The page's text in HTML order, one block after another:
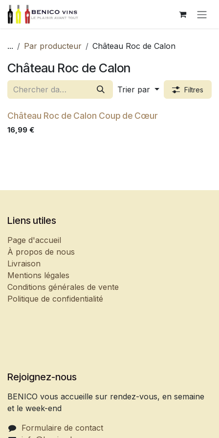
Se rendre au contenu
... Par producteur Château Roc de Calon
Château Roc de Calon
Trier par Filtres
Château Roc de Calon Coup de Cœur
16,99 €
Liens utiles
Page d'accueil
À propos de nous
Livraison
Mentions légales
Conditions générales de vente
Politique de confidentialité
Rejoignez-nous
BENICO vous accueille sur rendez-vous, en semaine
et le week-end
Formulaire de contact